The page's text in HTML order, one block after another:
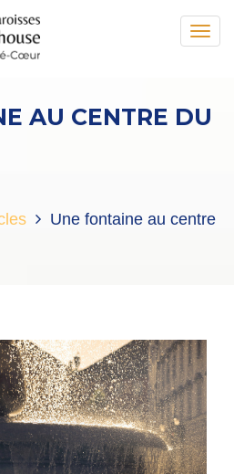
AU CENTRE DU
Une fontaine au centre